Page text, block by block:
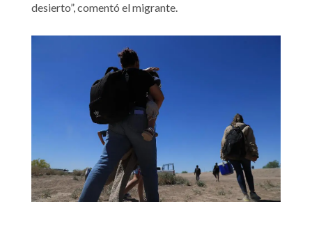
desierto”, comentó el migrante.